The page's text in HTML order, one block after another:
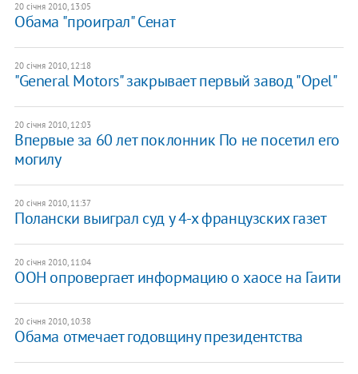
20 січня 2010, 13:05
Обама "проиграл" Сенат
20 січня 2010, 12:18
"General Motors" закрывает первый завод "Opel"
20 січня 2010, 12:03
Впервые за 60 лет поклонник По не посетил его
могилу
20 січня 2010, 11:37
Полански выиграл суд у 4-х французских газет
20 січня 2010, 11:04
ООН опровергает информацию о хаосе на Гаити
20 січня 2010, 10:38
Обама отмечает годовщину президентства